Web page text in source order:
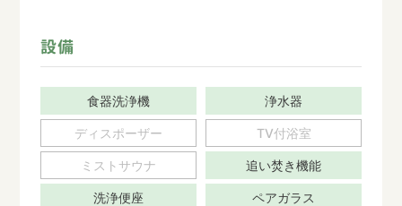
設備
食器洗浄機 浄水器
ディスポーザー TV付浴室
ミストサウナ 追い焚き機能
洗浄便座 ペアガラス